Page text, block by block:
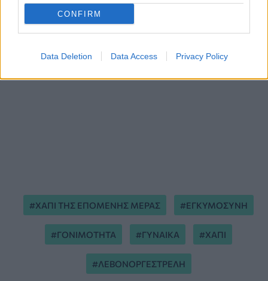
CONFIRM
Data Deletion Data Access Privacy Policy
ΧΑΠΙ ΤΗΣ ΕΠΟΜΕΝΗΣ ΜΕΡΑΣ ΕΓΚΥΜΟΣΥΝΗ
ΓΟΝΙΜΟΤΗΤΑ ΓΥΝΑΙΚΑ ΧΑΠΙ
ΛΕΒΟΝΟΡΓΕΣΤΡΕΛΗ